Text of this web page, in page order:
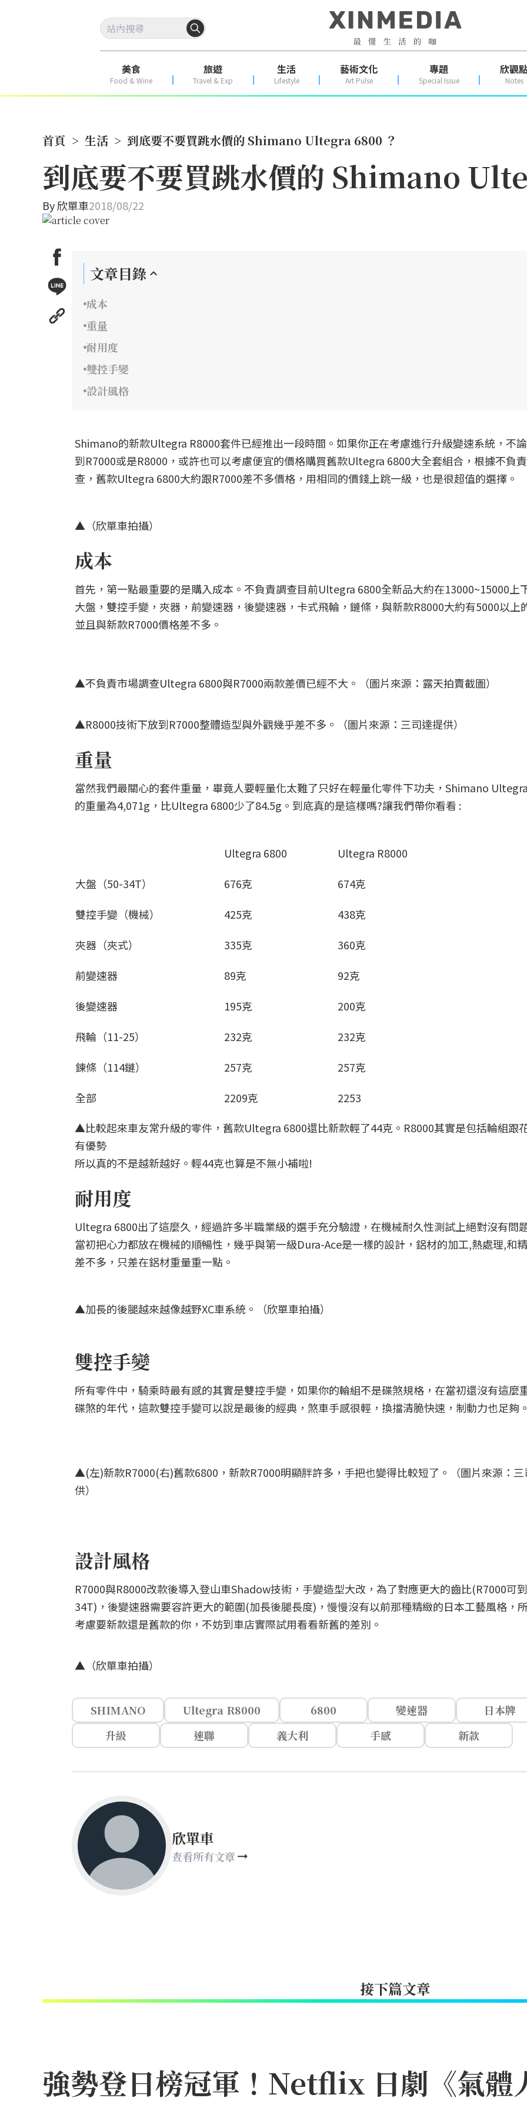
美食
Food & Wine
旅遊
Travel & Exp
生活
Lifestyle
藝術文化
Art Pulse
專題
Special Issue
欣觀點
Notes
首頁 > 生活 > 到底要不要買跳水價的 Shimano Ultegra 6800 ？
到底要不要買跳水價的 Shimano
By欣單車2018/08/22
文章目錄
成本
重量
耐用度
雙控手變
設計風格
Shimano的新款Ultegra R8000套件已經推出一段時間。如果你正在考慮進行升級變速系統，不
到R7000或是R8000，或許也可以考慮便宜的價格購買舊款Ultegra 6800大全套組合，根據不負
查，舊款Ultegra 6800大約跟R7000差不多價格，用相同的價錢上跳一級，也是很超值的選擇。
▲（欣單車拍攝）
成本
首先，第一點最重要的是購入成本。不負責調查目前Ultegra 6800全新品大約在13000~15000上
大盤，雙控手變，夾器，前變速器，後變速器，卡式飛輪，鏈條，與新款R8000大約有5000以上
並且與新款R7000價格差不多。
▲不負責市場調查Ultegra 6800與R7000兩款差價已經不大。（圖片來源：露天拍賣截圖）
▲R8000技術下放到R7000整體造型與外觀幾乎差不多。（圖片來源：三司達提供）
重量
當然我們最關心的套件重量，畢竟人要輕量化太難了只好在輕量化零件下功夫，Shimano
的重量為4,071g，比Ultegra 6800少了84.5g。到底真的是這樣嗎?讓我們帶你看看 :
Ultegra 6800
Ultegra R8000
大盤（50-34T）
676克
674克
雙控手變（機械）
425克
438克
夾器（夾式）
335克
360克
前變速器
89克
92克
後變速器
195克
200克
飛輪（11-25）
232克
232克
鍊條（114鏈）
257克
257克
全部
2209克
2253
▲比較起來車友常升級的零件，舊款Ultegra 6800還比新款輕了44克。R8000其實是包括輪組跟
有優勢
所以真的不是越新越好。輕44克也算是不無小補啦!
耐用度
Ultegra 6800出了這麼久，經過許多半職業級的選手充分驗證，在機械耐久性測試上絕對沒有問
當初把心力都放在機械的順暢性，幾乎與第一級Dura-Ace是一樣的設計，鋁材的加工,熱處理,和
差不多，只差在鋁材重量重一點。
▲加長的後腿越來越像越野XC車系統。（欣單車拍攝）
雙控手變
所有零件中，騎乘時最有感的其實是雙控手變，如果你的輪組不是碟煞規格，在當初還沒有這麼
碟煞的年代，這款雙控手變可以說是最後的經典，煞車手感很輕，換擋清脆快速，制動力也足夠。
▲(左)新款R7000(右)舊款6800，新款R7000明顯胖許多，手把也變得比較短了。（圖片來源：
供）
設計風格
R7000與R8000改款後導入登山車Shadow技術，手變造型大改，為了對應更大的齒比(R7000可
34T)，後變速器需要容許更大的範圍(加長後腿長度)，慢慢沒有以前那種精緻的日本工藝風格，
考慮要新款還是舊款的你，不妨到車店實際試用看看新舊的差別。
▲（欣單車拍攝）
SHIMANO Ultegra R8000 6800 變速器
日本牌
升級
速聯 義大利 手感 新款
欣單車
查看所有文章
接下篇文章
強勢登日榜冠軍！Netflix 日劇《氣體